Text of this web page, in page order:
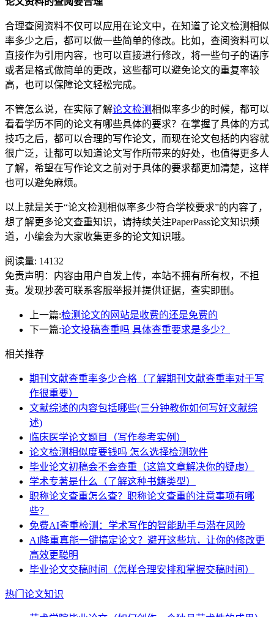
合理查阅资料不仅可以应用在论文中，在知道了论文检测相似
率多少之后，都可以做一些简单的修改。比如，查阅资料可以
直接作为引用内容，也可以直接进行修改，将一些句子的语序
或者是格式做简单的更改，这些都可以避免论文的重复率较
高，也可以保障论文轻松完成。
不管怎么说，在实际了解论文检测相似率多少的时候，都可以
看看学历不同的论文有哪些具体的要求？在掌握了具体的方式
技巧之后，都可以合理的写作论文，而现在论文包括的内容就
很广泛，让都可以知道论文写作所带来的好处，也值得更多人
了解，希望在写作论文之前对于具体的要求都更加清楚，这样
也可以避免麻烦。
以上就是关于“论文检测相似率多少符合学校要求”的内容了，
想了解更多论文查重知识，请持续关注PaperPass论文知识频
道，小编会为大家收集更多的论文知识哦。
阅读量: 14132
免责声明：内容由用户自发上传，本站不拥有所有权，不担
责。发现抄袭可联系客服举报并提供证据，查实即删。
上一篇:检测论文的网站是收费的还是免费的
下一篇:论文投稿查重吗 具体查重要求是多少？
相关推荐
期刊文献查重率多少合格（了解期刊文献查重率对于写
作很重要）
文献综述的内容包括哪些(三分钟教你如何写好文献综
述)
临床医学论文题目（写作参考实例）
论文检测相似度要钱吗 怎么选择检测软件
毕业论文初稿会不会查重（这篇文章解决你的疑虑）
学术专著是什么（了解这种书籍类型）
职称论文查重怎么查？职称论文查重的注意事项有哪
些？
免费AI查重检测：学术写作的智能助手与潜在风险
AI降重真能一键搞定论文？避开这些坑，让你的修改更
高效更聪明
毕业论文交稿时间（怎样合理安排和掌握交稿时间）
热门论文知识